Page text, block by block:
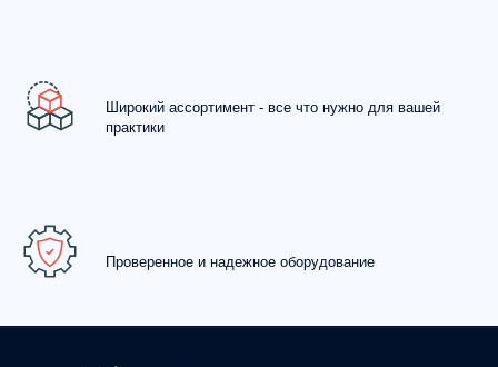
Широкий ассортимент - все что нужно для вашей
практики
Проверенное и надежное оборудование